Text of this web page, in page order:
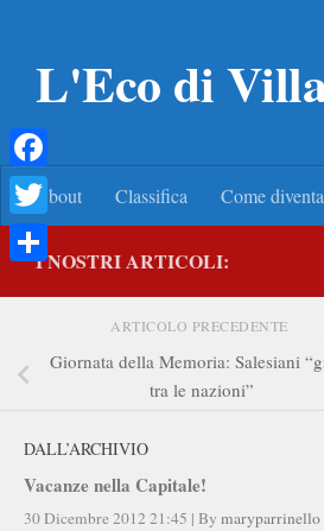
L'Eco di
About Classifica Come
I NOSTRI ARTICOLI:
ARTICOLO PRECEDENTE
Giornata della Memoria: Salesiani
tra le nazioni”
DALL’ARCHIVIO
Vacanze nella Capitale!
30 Dicembre 2012 21:45 | By maryparrinello
Facebook
Twitter